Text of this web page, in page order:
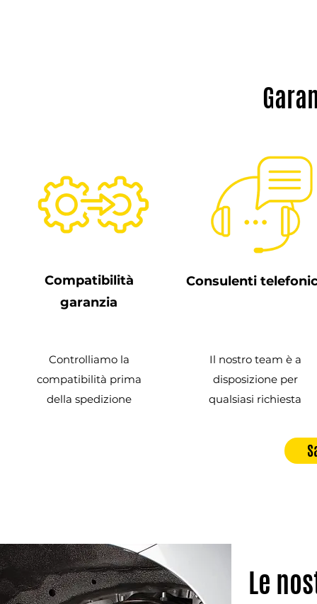
Compatibilità
garanzia
Controlliamo la
compatibilità prima
della spedizione
Consulenti
Il nostro team è a
disposizione per
qualsiasi richiesta
Le